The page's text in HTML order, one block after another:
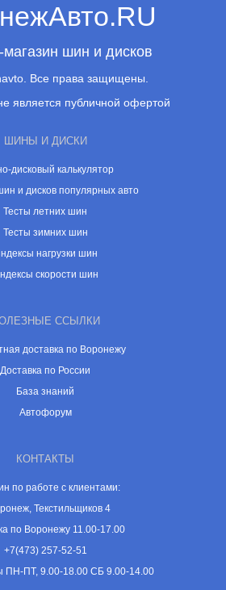
магазин шин и дисков
Все права защищены.
является публичной офертой
ШИНЫ И ДИСКИ
дисковый калькулятор
и дисков популярных авто
Тесты летних шин
Тесты зимних шин
нагрузки шин
скорости шин
ССЫЛКИ
доставка по Воронежу
Доставка по России
База знаний
Автофорум
КОНТАКТЫ
по работе с клиентами:
Текстильщиков 4
по Воронежу 11.00-17.00
+7(473) 257-52-51
ПН-ПТ, 9.00-18.00 СБ 9.00-14.00